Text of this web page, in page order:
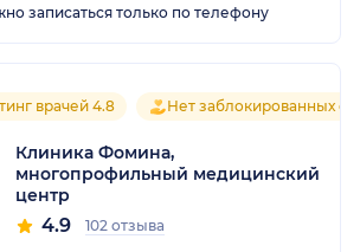
записаться только по телефону
врачей 4.8 Нет заблокированных
Клиника Фомина,
многопрофильный медицинский
центр
4.9 102 отзыва